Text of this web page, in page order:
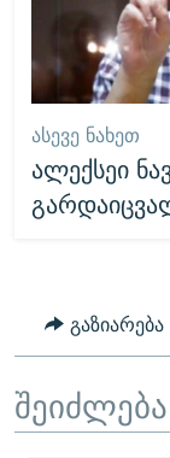
ᲐᲡᲔᲕᲔ ᲜᲐᲮᲔᲗ
ალექსეი
გაზიარება